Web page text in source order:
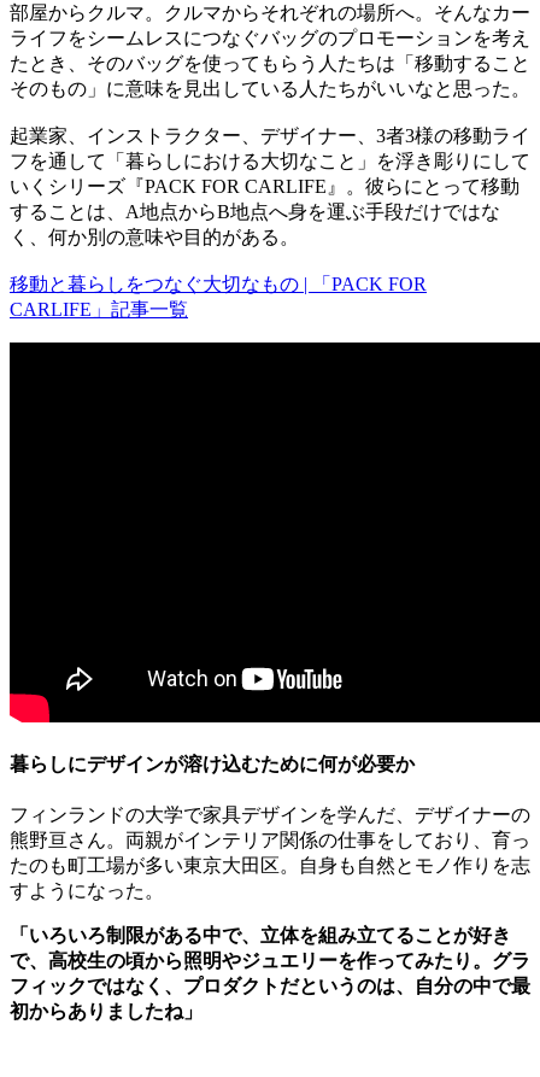
部屋からクルマ。クルマからそれぞれの場所へ。そんなカー
ライフをシームレスにつなぐバッグのプロモーションを考え
たとき、そのバッグを使ってもらう人たちは「移動すること
そのもの」に意味を見出している人たちがいいなと思った。
起業家、インストラクター、デザイナー、3者3様の移動ライ
フを通して「暮らしにおける大切なこと」を浮き彫りにして
いくシリーズ『PACK FOR CARLIFE』。彼らにとって移動
することは、A地点からB地点へ身を運ぶ手段だけではな
く、何か別の意味や目的がある。
移動と暮らしをつなぐ大切なもの | 「PACK FOR
CARLIFE」記事一覧
暮らしにデザインが溶け込むために何が必要か
フィンランドの大学で家具デザインを学んだ、デザイナーの
熊野亘さん。両親がインテリア関係の仕事をしており、育っ
たのも町工場が多い東京大田区。自身も自然とモノ作りを志
すようになった。
「いろいろ制限がある中で、立体を組み立てることが好き
で、高校生の頃から照明やジュエリーを作ってみたり。グラ
フィックではなく、プロダクトだというのは、自分の中で最
初からありましたね」